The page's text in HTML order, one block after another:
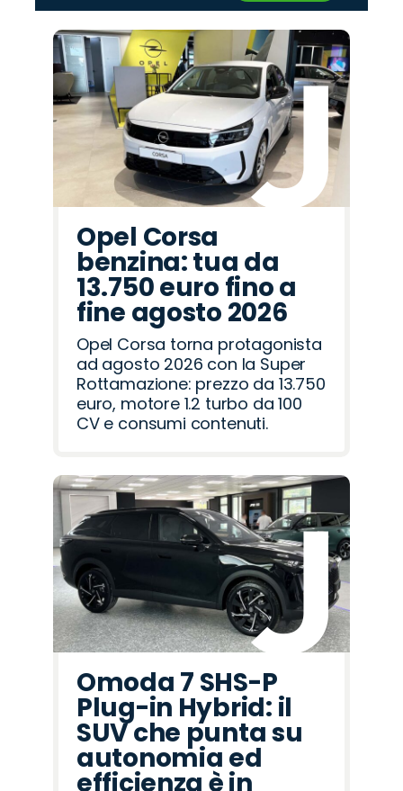
Promo
Fiat
Promo
Jaecoo
Promo
Lancia
Promo
Citroën
Promo
Mazda
Promo
Abarth
Promo
Peugeot
Promo
Hyundai
Promo
Land
Rover
Promo
Opel
Promo
Cupra
Promo
Seat
Promo
Alfa
Romeo
Promo
Jeep
Promo
Omoda
‹ ›
Opel Corsa
benzina: tua da
13.750 euro fino a
fine agosto 2026
Opel Corsa torna protagonista
ad agosto 2026 con la Super
Rottamazione: prezzo da 13.750
euro, motore 1.2 turbo da 100
CV e consumi contenuti.
Omoda 7 SHS-P
Plug-in Hybrid: il
SUV che punta su
autonomia ed
efficienza è in